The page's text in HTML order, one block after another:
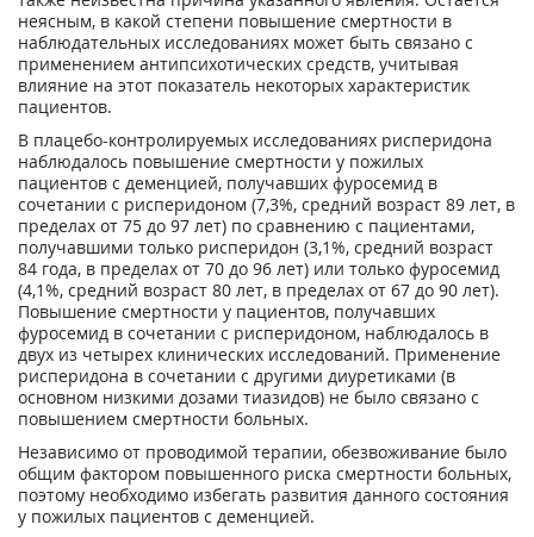
неясным, в какой степени повышение смертности в
наблюдательных исследованиях может быть связано с
применением антипсихотических средств, учитывая
влияние на этот показатель некоторых характеристик
пациентов.
В плацебо-контролируемых исследованиях рисперидона
наблюдалось повышение смертности у пожилых
пациентов с деменцией, получавших фуросемид в
сочетании с рисперидоном (7,3%, средний возраст 89 лет, в
пределах от 75 до 97 лет) по сравнению с пациентами,
получавшими только рисперидон (3,1%, средний возраст
84 года, в пределах от 70 до 96 лет) или только фуросемид
(4,1%, средний возраст 80 лет, в пределах от 67 до 90 лет).
Повышение смертности у пациентов, получавших
фуросемид в сочетании с рисперидоном, наблюдалось в
двух из четырех клинических исследований. Применение
рисперидона в сочетании с другими диуретиками (в
основном низкими дозами тиазидов) не было связано с
повышением смертности больных.
Независимо от проводимой терапии, обезвоживание было
общим фактором повышенного риска смертности больных,
поэтому необходимо избегать развития данного состояния
у пожилых пациентов с деменцией.